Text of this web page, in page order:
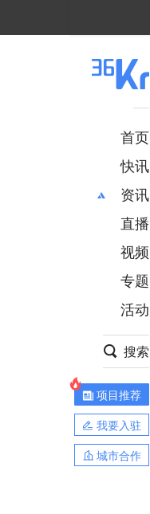
首页
快讯
资讯
推荐
财经
项目推荐
安徽
直播
视频
专题
活动
搜索
项目推荐
我要入驻
城市合作